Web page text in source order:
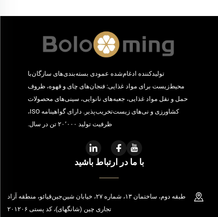
تولیدکننده ادغام‌شده عمودی بسته‌بندی‌های سازگان‌با
محیط‌زیست برای مواد غذایی: فنجان‌های چای و قهوه، ظروف
حمل و نقل مواد غذایی، جعبه‌های نانوایی، سینی‌های محصولات
کشاورزی و نی‌های زیست‌تخریب‌پذیر. دارای گواهینامه ISO،
ظرفیت تولید ۲۰٬۰۰۰ تن در سال.
با ما در ارتباط باشید
طبقه دوم، ساختمان ۱۳، شماره ۲۷، خیابان شین‌جین‌قیائو، منطقه آزاد
تجاری چین (شانگهای)، کد پستی ۲۰۱۲۰۶